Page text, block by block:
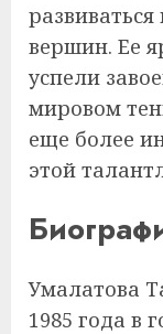
вершин. Ее
успели
мировом
еще более
этой
Умалатова
1985 года в